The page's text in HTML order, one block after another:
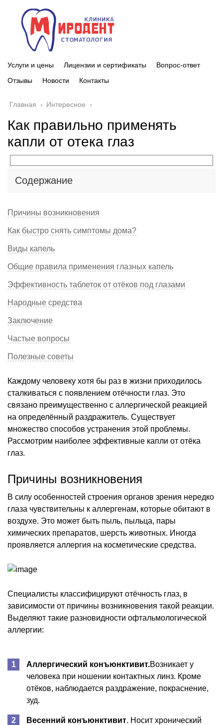
Услуги и цены Лицензии и сертификаты
Вопрос-ответ
Отзывы
Новости Контакты
Главная › Интересное ›
Как правильно применять
капли от отека глаз
Содержание
Причины возникновения
Как быстро снять симптомы дома?
Виды капель
Общие правила применения глазных капель
Эффективность таблеток от отёков под глазами
Народные средства
Заключение
Частые вопросы
Полезные советы
Каждому человеку хотя бы раз в жизни приходилось
сталкиваться с появлением отёчности глаз. Это
связано преимущественно с аллергической реакцией
на определённый раздражитель. Существует
множество способов устранения этой проблемы.
Рассмотрим наиболее эффективные капли от отёка
глаз.
Причины возникновения
В силу особенностей строения органов зрения нередко
глаза чувствительны к аллергенам, которые обитают в
воздухе. Это может быть пыль, пыльца, пары
химических препаратов, шерсть животных. Иногда
проявляется аллергия на косметические средства.
Специалисты классифицируют отёчность глаз, в
зависимости от причины возникновения такой реакции.
Выделяют такие разновидности офтальмологической
аллергии:
Аллергический конъюнктивит.Возникает у
человека при ношении контактных линз. Кроме
отёков, наблюдается раздражение, покраснение,
зуд.
Весенний конъюнктивит. Носит хронический